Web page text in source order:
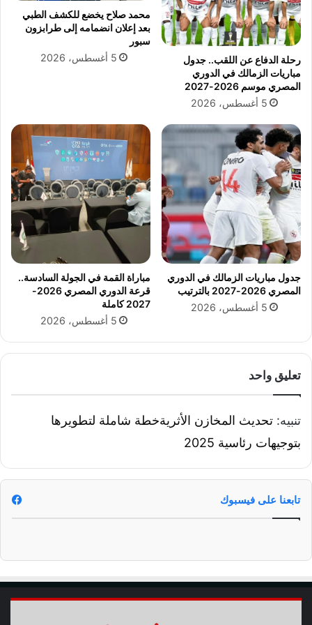
رحلة الدفاع عن اللقب.. جدول
مباريات الزمالك في الدوري
المصري موسم 2026-2027
5 أغسطس، 2026
محمد صلاح يخضع للكشف الطبي
بعد إعلان انضمامه إلى طرابزون
سبور
5 أغسطس، 2026
جدول مباريات الزمالك في الدوري
المصري 2026-2027 بالترتيب
5 أغسطس، 2026
مباراة القمة في الجولة السادسة..
قرعة الدوري المصري 2026-
2027 كاملة
5 أغسطس، 2026
تعليق واحد
تنبيه: تحديث المخازن الأثريةخطة شاملة لتطويرها
بتوجيهات رئاسية 2025
تابعنا على فيسبوك